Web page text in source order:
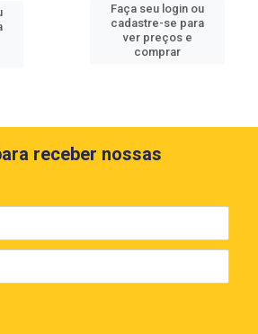
Faça seu login ou
cadastre-se para
ver preços e
comprar
receber nossas